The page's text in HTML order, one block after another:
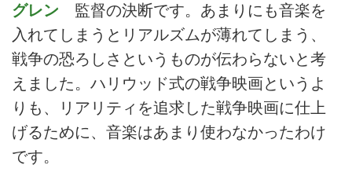
グレン 監督の決断です。あまりにも音楽を
入れてしまうとリアルズムが薄れてしまう、
戦争の恐ろしさというものが伝わらないと考
えました。ハリウッド式の戦争映画というよ
りも、リアリティを追求した戦争映画に仕上
げるために、音楽はあまり使わなかったわけ
です。